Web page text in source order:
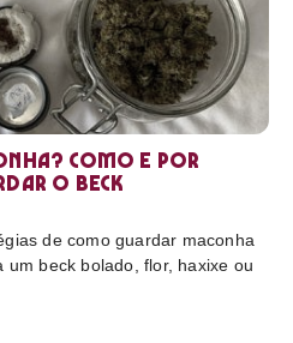
Como e por
o beck
de como guardar maconha
beck bolado, flor, haxixe ou